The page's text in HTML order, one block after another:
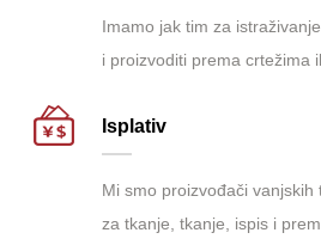
Imamo jak tim za
i proizvoditi prema crtežima
Isplativ
Mi smo proizvođači
za tkanje, tkanje, ispis i